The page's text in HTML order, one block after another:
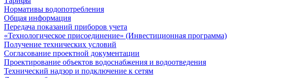
Нормативы водопотребления
Общая информация
Передача показаний приборов учета
«Технологическое присоединение» (Инвестиционная программа)
Получение технических условий
Согласование проектной документации
Проектирование объектов водоснабжения и водоотведения
Технический надзор и подключение к сетям